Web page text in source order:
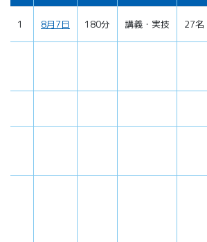
1 8月7日 180分 講義・実技 27名